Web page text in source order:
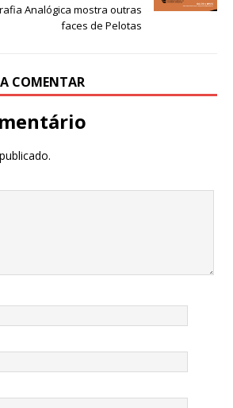
Analógica mostra outras
faces de Pelotas
COMENTAR